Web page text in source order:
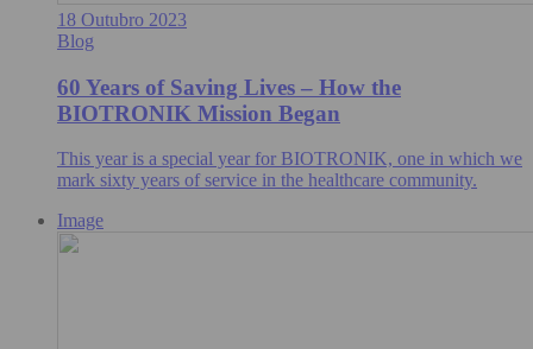
18 Outubro 2023
Blog
60 Years of Saving Lives – How the
BIOTRONIK Mission Began
This year is a special year for BIOTRONIK, one in which we
mark sixty years of service in the healthcare community.
Image